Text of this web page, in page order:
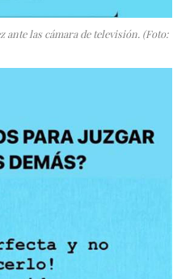
ante las cámara de televisión. (Foto: